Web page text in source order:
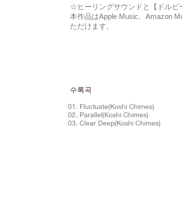
☆ヒーリングサウンドと【ドルビ
本作品はApple Music、Amazon
ただけます。
수록곡
01. Fluctuate(Koshi Chimes)
02. Parallel(Koshi Chimes)
03. Clear Deep(Koshi Chimes)